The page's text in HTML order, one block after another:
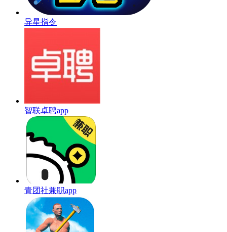
异星指令
智联卓聘app
青团社兼职app